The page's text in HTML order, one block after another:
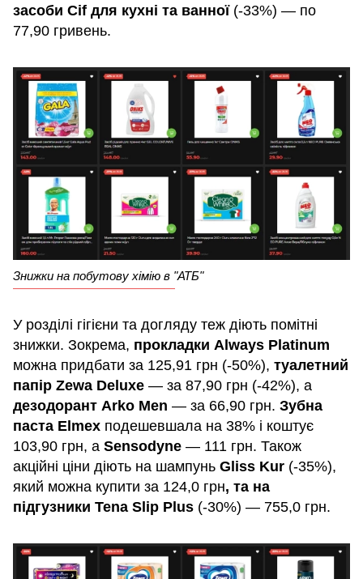
засоби Cif для кухні та ванної(-33%) — по
77,90 гривень.
Знижки на побутову хімію в "АТБ"
У розділі гігієни та догляду теж діють помітні
знижки. Зокрема, прокладки Always Platinum
можна придбати за 125,91 грн (-50%), туалетний
папір Zewa Deluxe — за 87,90 грн (-42%), а
дезодорант Arko Men — за 66,90 грн. Зубна
паста Elmex подешевшала на 38% і коштує
103,90 грн, а Sensodyne — 111 грн. Також
акційні ціни діють на шампунь Gliss Kur (-35%),
який можна купити за 124,0 грн, та на
підгузники Tena Slip Plus (-30%) — 755,0 грн.